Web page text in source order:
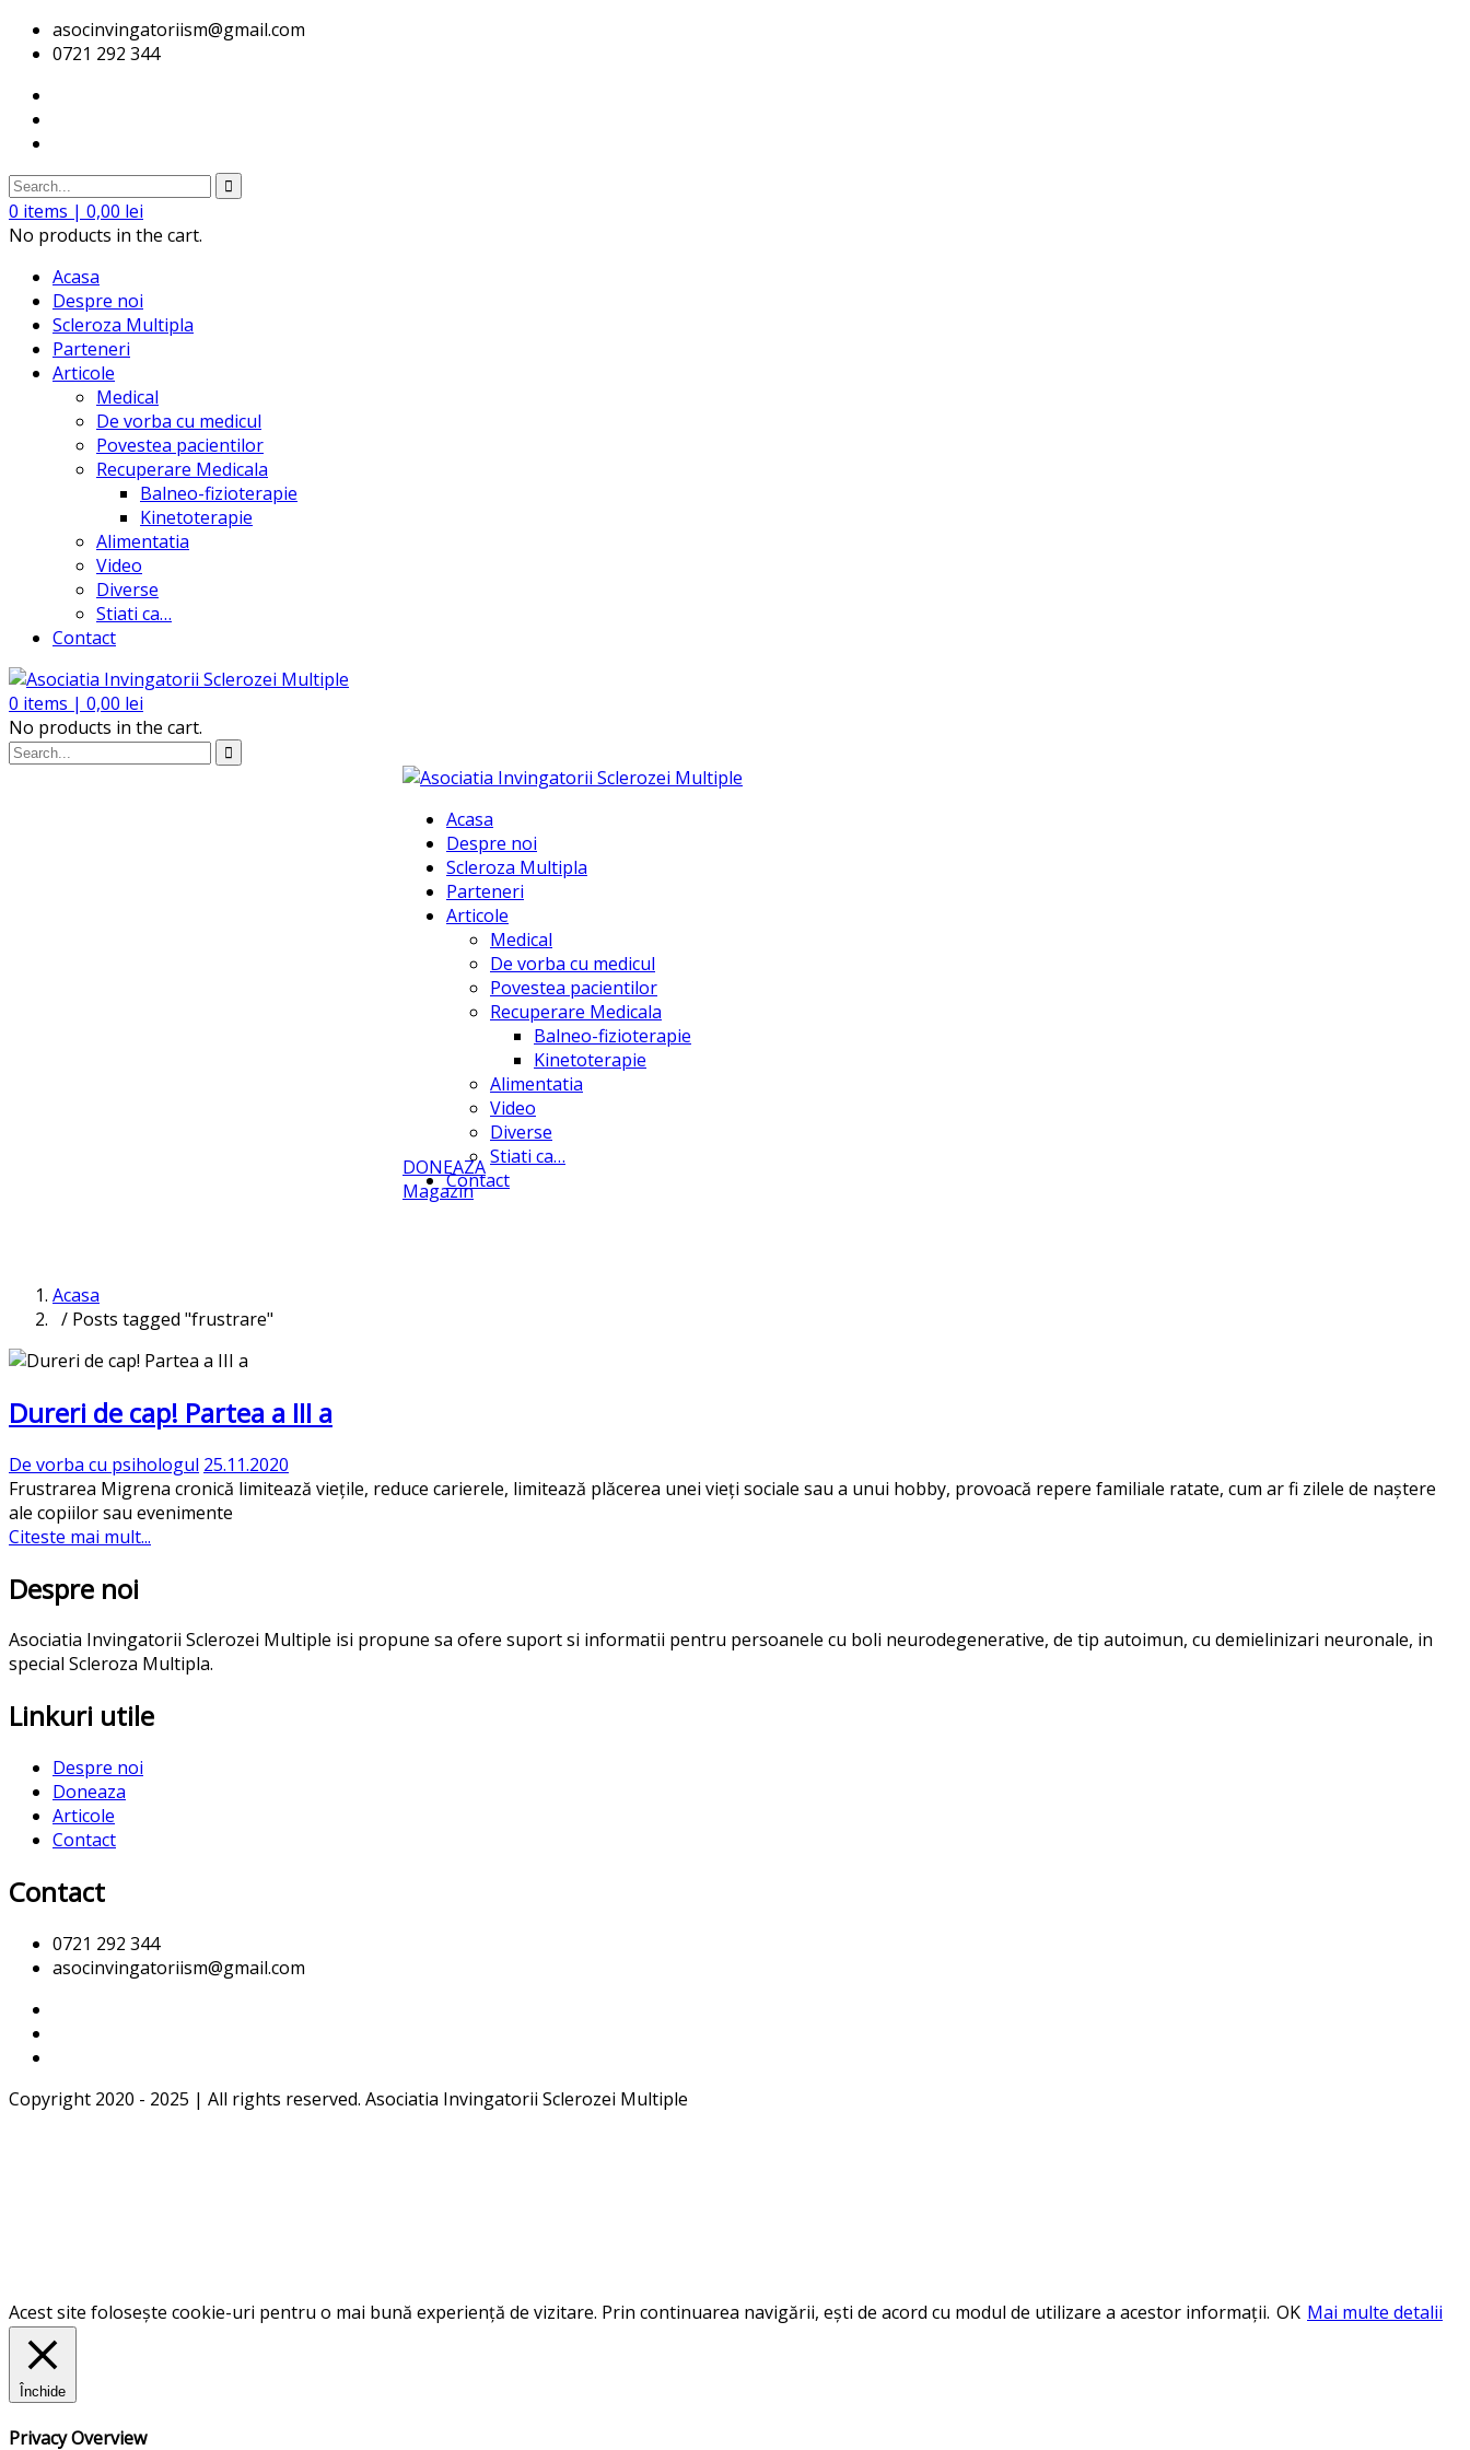
asocinvingatoriism@gmail.com
0721 292 344
0 items | 0,00 lei
No products in the cart.
Acasa
Despre noi
Scleroza Multipla
Parteneri
Articole
Medical
De vorba cu medicul
Povestea pacientilor
Recuperare Medicala
Balneo-fizioterapie
Kinetoterapie
Alimentatia
Video
Diverse
Stiati ca…
Contact
0 items | 0,00 lei
No products in the cart.
Acasa
Despre noi
Scleroza Multipla
Parteneri
Articole
Medical
De vorba cu medicul
Povestea pacientilor
Recuperare Medicala
Balneo-fizioterapie
Kinetoterapie
Alimentatia
Video
Diverse
Stiati ca…
Contact
DONEAZA
Magazin
Acasa
/ Posts tagged "frustrare"
Dureri de cap! Partea a III a
De vorba cu psihologul 25.11.2020
Frustrarea Migrena cronică limitează viețile, reduce carierele, limitează plăcerea unei vieți sociale sau a unui hobby, provoacă repere familiale ratate, cum ar fi zilele de naștere
ale copiilor sau evenimente
Citeste mai mult...
Despre noi
Asociatia Invingatorii Sclerozei Multiple isi propune sa ofere suport si informatii pentru persoanele cu boli neurodegenerative, de tip autoimun, cu demielinizari neuronale, in
special Scleroza Multipla.
Linkuri utile
Despre noi
Doneaza
Articole
Contact
Contact
0721 292 344
asocinvingatoriism@gmail.com
Copyright 2020 - 2025 | All rights reserved. Asociatia Invingatorii Sclerozei Multiple
Acest site folosește cookie-uri pentru o mai bună experiență de vizitare. Prin continuarea navigării, ești de acord cu modul de utilizare a acestor informații. OK Mai multe detalii
Închide
Privacy Overview